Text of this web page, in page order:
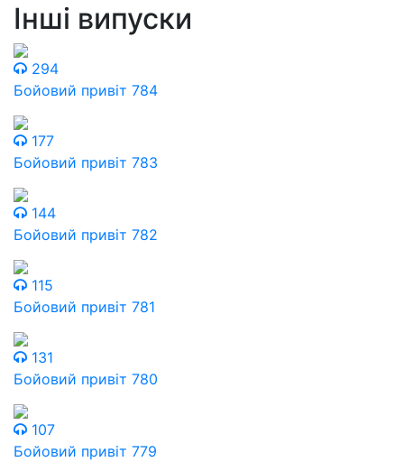
Інші випуски
294
Бойовий привіт 784
177
Бойовий привіт 783
144
Бойовий привіт 782
115
Бойовий привіт 781
131
Бойовий привіт 780
107
Бойовий привіт 779